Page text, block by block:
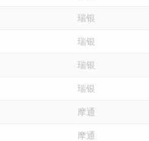
瑞银
瑞银
瑞银
瑞银
摩通
摩通